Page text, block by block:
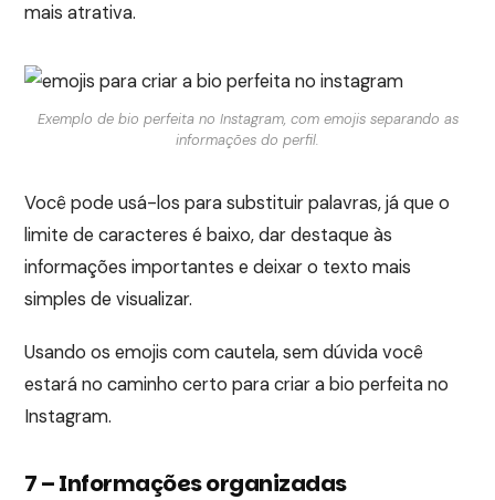
mais atrativa.
Exemplo de bio perfeita no Instagram, com emojis separando as
informações do perfil.
Você pode usá-los para substituir palavras, já que o
limite de caracteres é baixo, dar destaque às
informações importantes e deixar o texto mais
simples de visualizar.
Usando os emojis com cautela, sem dúvida você
estará no caminho certo para criar a bio perfeita no
Instagram.
7 – Informações organizadas